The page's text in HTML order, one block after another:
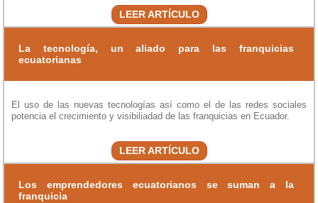
LEER ARTÍCULO
La tecnología, un aliado para las franquicias
ecuatorianas
El uso de las nuevas tecnologías así como el de las redes sociales
potencia el crecimiento y visibiliadad de las franquicias en Ecuador.
LEER ARTÍCULO
Los emprendedores ecuatorianos se suman a la
franquicia